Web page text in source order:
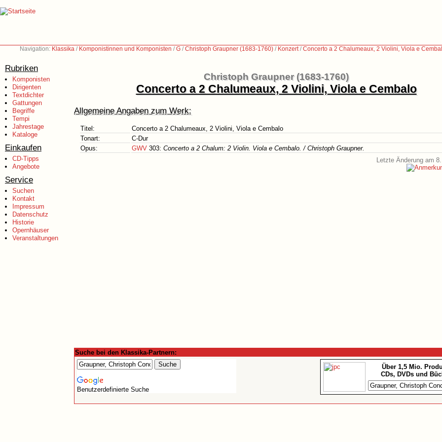
Navigation: Klassika / Komponistinnen und Komponisten /G /Christoph Graupner (1683-1760) / Konzert/Concerto a 2 Chalumeaux, 2 Violini, Viola e
Rubriken
Komponisten
Dirigenten
Textdichter
Gattungen
Begriffe
Tempi
Jahrestage
Kataloge
Einkaufen
CD-Tipps
Angebote
Service
Suchen
Kontakt
Impressum
Datenschutz
Historie
Opernhäuser
Veranstaltungen
Christoph Graupner (1683-1760)
Concerto a 2 Chalumeaux, 2 Violini, Viola e Cembalo
Allgemeine Angaben zum Werk:
Titel:
Concerto a 2 Chalumeaux, 2 Violini, Viola e Cembalo
Tonart:
C-Dur
Opus:
GWV 303: Concerto a 2 Chalum: 2 Violin. Viola e Cembalo. / Christoph Graupner.
Letzte Änderung am
Suche bei den Klassika-Partnern:
Benutzerdefinierte Suche
Über 1,5 Mio.
CDs, DVDs und